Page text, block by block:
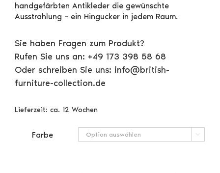
handgefärbten Antikleder die gewünschte
Ausstrahlung – ein Hingucker in jedem Raum.
Sie haben Fragen zum Produkt?
Rufen Sie uns an: +49 173 398 58 68
Oder schreiben Sie uns: info@british-
furniture-collection.de
Lieferzeit: ca. 12 Wochen
Farbe 